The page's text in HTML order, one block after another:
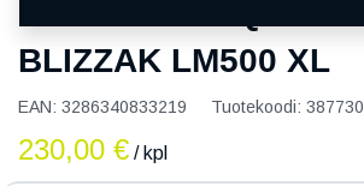
BLIZZAK LM500 XL
EAN: 3286340833219 Tuotekoodi: 387730
230,00 € / kpl